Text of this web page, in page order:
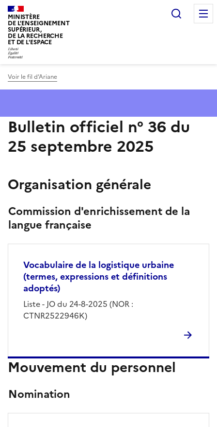
MINISTÈRE
DE L'ENSEIGNEMENT
SUPÉRIEUR,
DE LA RECHERCHE
ET DE L'ESPACE
Voir le fil d’Ariane
Bulletin officiel n° 36 du
25 septembre 2025
Organisation générale
Commission d'enrichissement de la
langue française
Vocabulaire de la logistique urbaine
(termes, expressions et définitions
adoptés)
Liste - JO du 24-8-2025 (NOR :
CTNR2522946K)
Mouvement du personnel
Nomination
Panneau de gestion des cookies